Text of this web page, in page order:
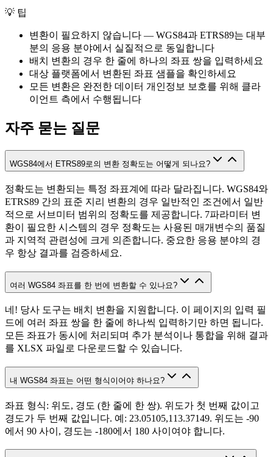
💡 팁
변환이 필요하지 않습니다 — WGS84과 ETRS89는 대부
분의 응용 분야에서 실질적으로 동일합니다
배치 변환의 경우 한 줄에 하나의 좌표 쌍을 입력하세요
대상 플랫폼에서 변환된 좌표 샘플을 확인하세요
모든 변환은 완전한 데이터 개인정보 보호를 위해 클라
이언트 측에서 수행됩니다
자주 묻는 질문
WGS84에서 ETRS89로의 변환 정확도는 어떻게 되나요?
정확도는 변환되는 특정 좌표계에 따라 달라집니다. WGS84와
ETRS89 간의 표준 지리 변환의 경우 일반적인 조건에서 일반
적으로 서브미터 범위의 정확도를 제공합니다. 7파라미터 변
환이 필요한 시스템의 경우 정확도는 사용된 매개변수의 품질
과 지역적 관련성에 크게 의존합니다. 중요한 응용 분야의 경
우 항상 결과를 검증하세요.
여러 WGS84 좌표를 한 번에 변환할 수 있나요?
네! 당사 도구는 배치 변환을 지원합니다. 이 페이지의 입력 필
드에 여러 좌표 쌍을 한 줄에 하나씩 입력하기만 하면 됩니다.
모든 좌표가 동시에 처리되며 추가 분석이나 통합을 위해 결과
를 XLSX 파일로 다운로드할 수 있습니다.
내 WGS84 좌표는 어떤 형식이어야 하나요?
좌표 형식: 위도, 경도 (한 줄에 한 쌍). 위도가 첫 번째 값이고
경도가 두 번째 값입니다. 예: 23.05105,113.37149. 위도는 -90
에서 90 사이, 경도는 -180에서 180 사이여야 합니다.